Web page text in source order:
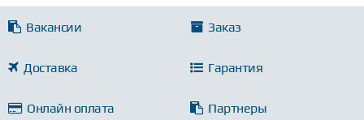
Вакансии Заказ
Доставка Гарантия
Онлайн оплата Партнеры